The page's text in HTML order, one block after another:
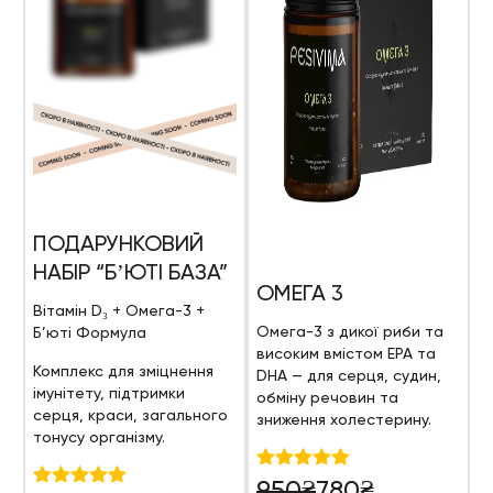
ПОДАРУНКОВИЙ
НАБІР “БʼЮТІ БАЗА”
Вітамін D₃ + Омега-3 +
Б’юті Формула
Комплекс для зміцнення
імунітету, підтримки
серця, краси, загального
тонусу організму.
ОМЕГА 3
Омега-3 з дикої риби та
високим вмістом EPA та
DHA — для серця, судин,
обміну речовин та
зниження холестерину.
Оцінено в
Оригінальна
Поточна